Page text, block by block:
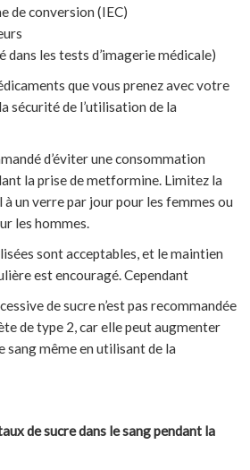
de conversion (IEC)
les tests d’imagerie médicale)
que vous prenez avec votre
sécurité de l’utilisation de la
d’éviter une consommation
la prise de metformine. Limitez la
un verre par jour pour les femmes ou
les hommes.
sont acceptables, et le maintien
est encouragé. Cependant
de sucre n’est pas recommandée
de type 2, car elle peut augmenter
sang même en utilisant de la
de sucre dans le sang pendant la